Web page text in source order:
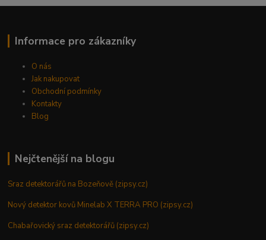
Informace pro zákazníky
O nás
Jak nakupovat
Obchodní podmínky
Kontakty
Blog
Nejčtenější na blogu
Sraz detektorářů na Bozeňově (zipsy.cz)
Nový detektor kovů Minelab X TERRA PRO (zipsy.cz)
Chabařovický sraz detektorářů (zipsy.cz)